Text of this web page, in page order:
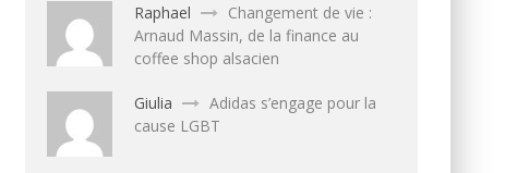
Raphael
Changement de vie :
Arnaud Massin, de la finance au
coffee shop alsacien
Giulia
Adidas s’engage pour la
cause LGBT